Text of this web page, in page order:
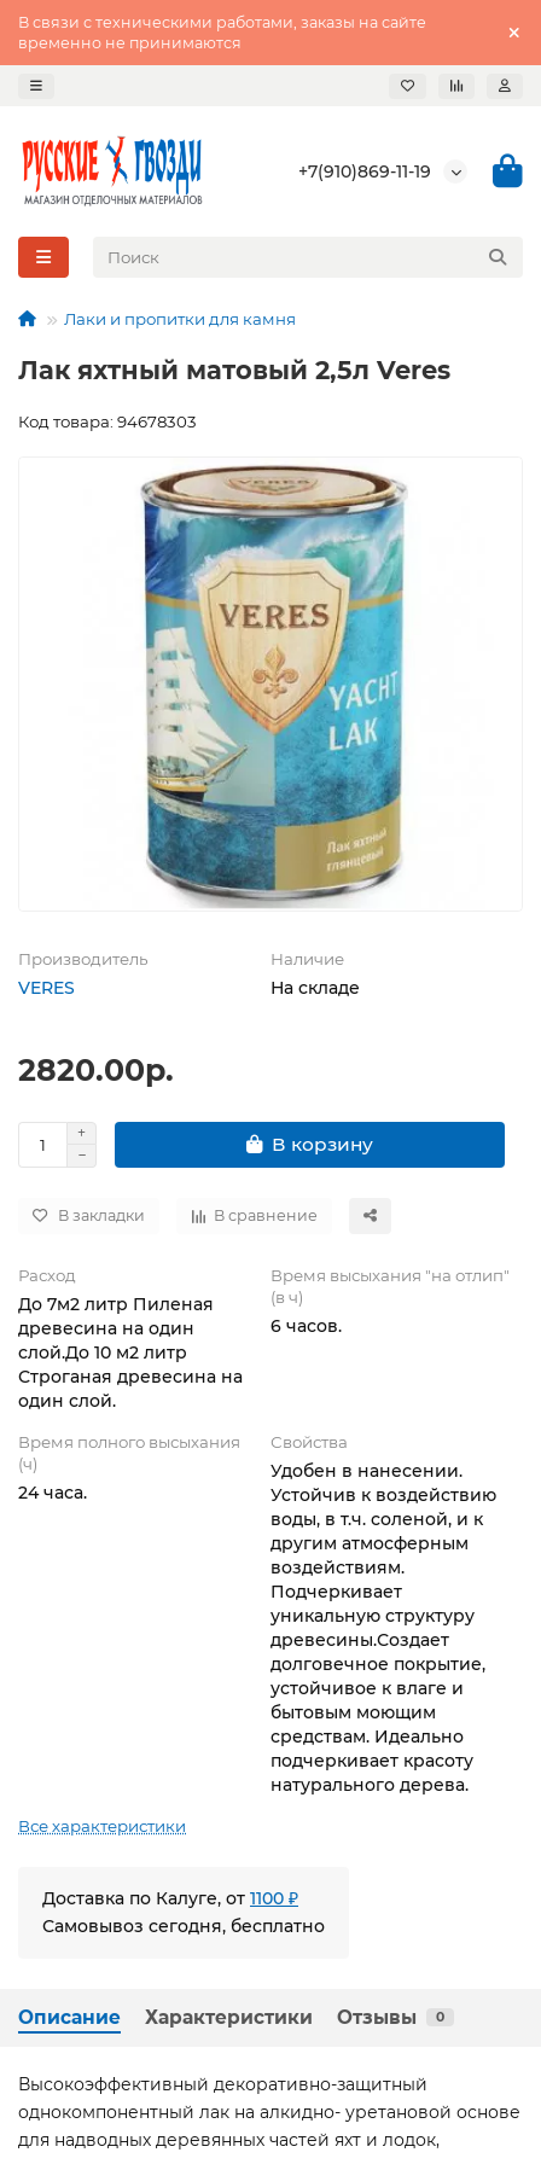
В связи с техническими работами, заказы на сайте
временно не принимаются
+7(910)869-11-19
Лаки и пропитки для камня
Лак яхтный матовый 2,5л Veres
Код товара: 94678303
Производитель
VERES
Наличие
На складе
2820.00р.
В корзину
В закладки В сравнение
Расход
До 7м2 литр Пиленая
древесина на один
слой.До 10 м2 литр
Строганая древесина на
один слой.
Время высыхания "на отлип"
(в ч)
6 часов.
Время полного высыхания
(ч)
24 часа.
Свойства
Удобен в нанесении.
Устойчив к воздействию
воды, в т.ч. соленой, и к
другим атмосферным
воздействиям.
Подчеркивает
уникальную структуру
древесины.Создает
долговечное покрытие,
устойчивое к влаге и
бытовым моющим
средствам. Идеально
подчеркивает красоту
натурального дерева.
Все характеристики
Доставка по Калуге, от 1100 ₽
Самовывоз сегодня, бесплатно
Описание Характеристики Отзывы 0
Высокоэффективный декоративно-защитный
однокомпонентный лак на алкидно- уретановой основе
для надводных деревянных частей яхт и лодок,